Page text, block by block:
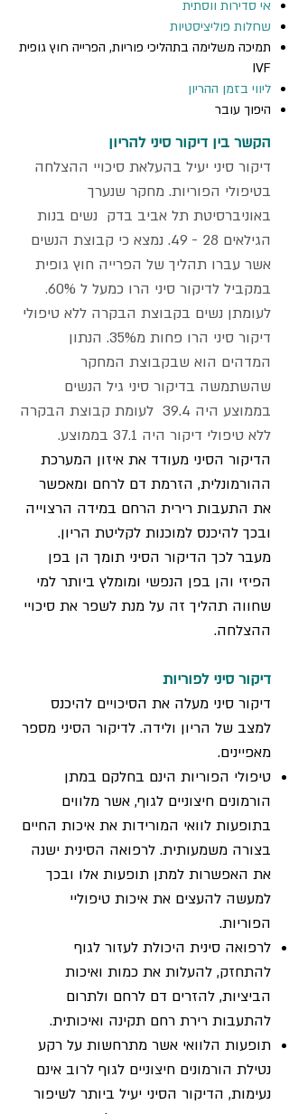
אי סדירות ווסתית
שחלות פוליציסטיות
תמיכה משלימה בתהליכי פוריות, הפרייה חוץ גופית
IVF
ליווי בזמן ההריון ​
היפוך עובר
הקשר בין דיקור סיני להריון
דיקור סיני יעיל בהעלאת סיכויי ההצלחה
בטיפולי הפוריות. מחקר שנערך
באוניברסיטת תל אביב בדק נשים בנות
הגילאים 28 - 49. נמצא כי קבוצת הנשים
אשר עברו תהליך של הפרייה חוץ גופית
במקביל לדיקור סיני הרו כמעל ל 60%.
לעומתן נשים בקבוצת הבקרה ללא טיפולי
דיקור סיני הרו פחות מ35%. הנתון
המדהים הוא שבקבוצת המחקר
שהשתמשה בדיקור סיני גיל הנשים
בממוצע היה 39.4 לעומת קבוצת הבקרה
ללא טיפולי דיקור היה 37.1 בממוצע.
הדיקור הסיני מעודד את איזון המערכת
ההורמונלית, הזרמת דם לרחם ומאפשר
את התעבות רירית הרחם במידה הרצוייה
ובכך להיכנס למוכנות לקליטת הריון.​
מעבר לכך הדיקור הסיני תומך הן בפן
הפיזי והן בפן הנפשי ומומלץ ביותר למי
שחווה תהליך זה על מנת לשפר את סיכויי
ההצלחה.
דיקור סיני לפוריות
דיקור סיני מעלה את הסיכויים להיכנס
למצב של הריון ולידה. לדיקור הסיני מספר
מאפיינים.
טיפולי הפוריות הינם בחלקם במתן
הורמונים חיצוניים לגוף, אשר מלווים
בתופעות לוואי המורידות את איכות החיים
בצורה משמעותית. לרפואה הסינית ישנה
את האפשרות למתן תופעות אלו ובכך
למעשה להעצים את איכות טיפוליי
הפוריות.
לרפואה סינית היכולת לעזור לגוף
להתחזק, להעלות את כמות ואיכות
הביציות, להזרים דם לרחם ולתרום
להתעבות רירת רחם תקינה ואיכותית.
תופעות הלוואי אשר מתרחשות על רקע
נטילת הורמונים חיצוניים לגוף לרוב אינם
נעימות, הדיקור הסיני יעיל ביותר לשיפור